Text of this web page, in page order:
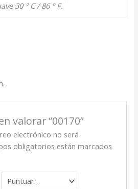
30 ° C / 86 ° F.
valorar “00170”
electrónico no será
obligatorios están marcados